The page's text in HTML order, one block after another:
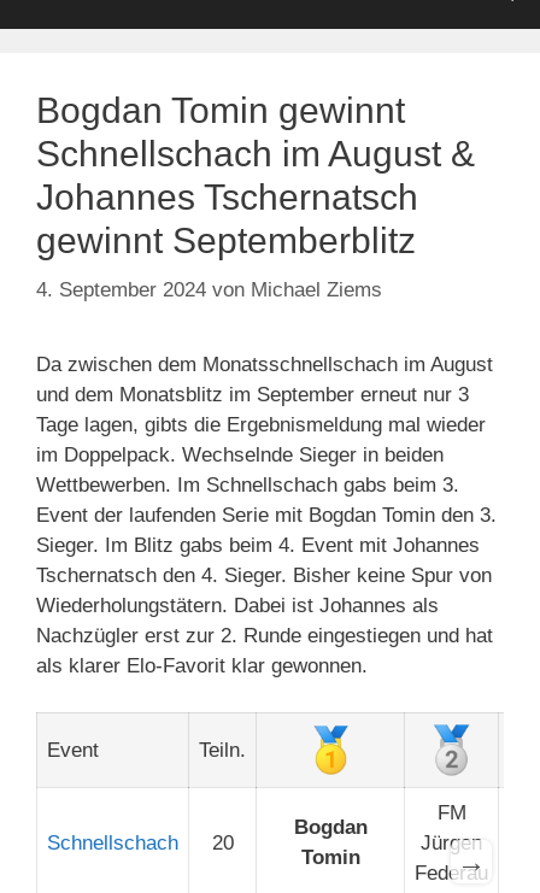
Bogdan Tomin gewinnt
Schnellschach im August &
Johannes Tschernatsch
gewinnt Septemberblitz
4. September 2024 von Michael Ziems
Da zwischen dem Monatsschnellschach im August
und dem Monatsblitz im September erneut nur 3
Tage lagen, gibts die Ergebnismeldung mal wieder
im Doppelpack. Wechselnde Sieger in beiden
Wettbewerben. Im Schnellschach gabs beim 3.
Event der laufenden Serie mit Bogdan Tomin den 3.
Sieger. Im Blitz gabs beim 4. Event mit Johannes
Tschernatsch den 4. Sieger. Bisher keine Spur von
Wiederholungstätern. Dabei ist Johannes als
Nachzügler erst zur 2. Runde eingestiegen und hat
als klarer Elo-Favorit klar gewonnen.
Event Teiln.
Schnellschach 20
Bogdan
Tomin
FM
Jürgen
Federau
→